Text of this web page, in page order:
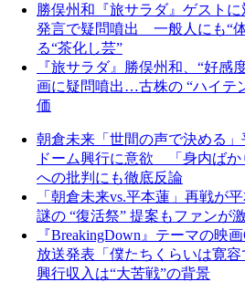
勝俣州和『旅サラダ』ゲストに
発言で疑問噴出 一般人にも“
る“茶化し芸”
『旅サラダ』勝俣州和、“好感
画に疑問噴出…古株の “ハイテ
価
朝倉未来「世間の声で決める
ドーム興行に意欲 「身内ばか
への批判にも徹底反論
「朝倉未来vs.平本蓮」再戦が
謎の “復活祭” 提案もファンが
『BreakingDown』テーマの映
放送発表「僕たちくらいは寛
興行収入は“大苦戦”の背景